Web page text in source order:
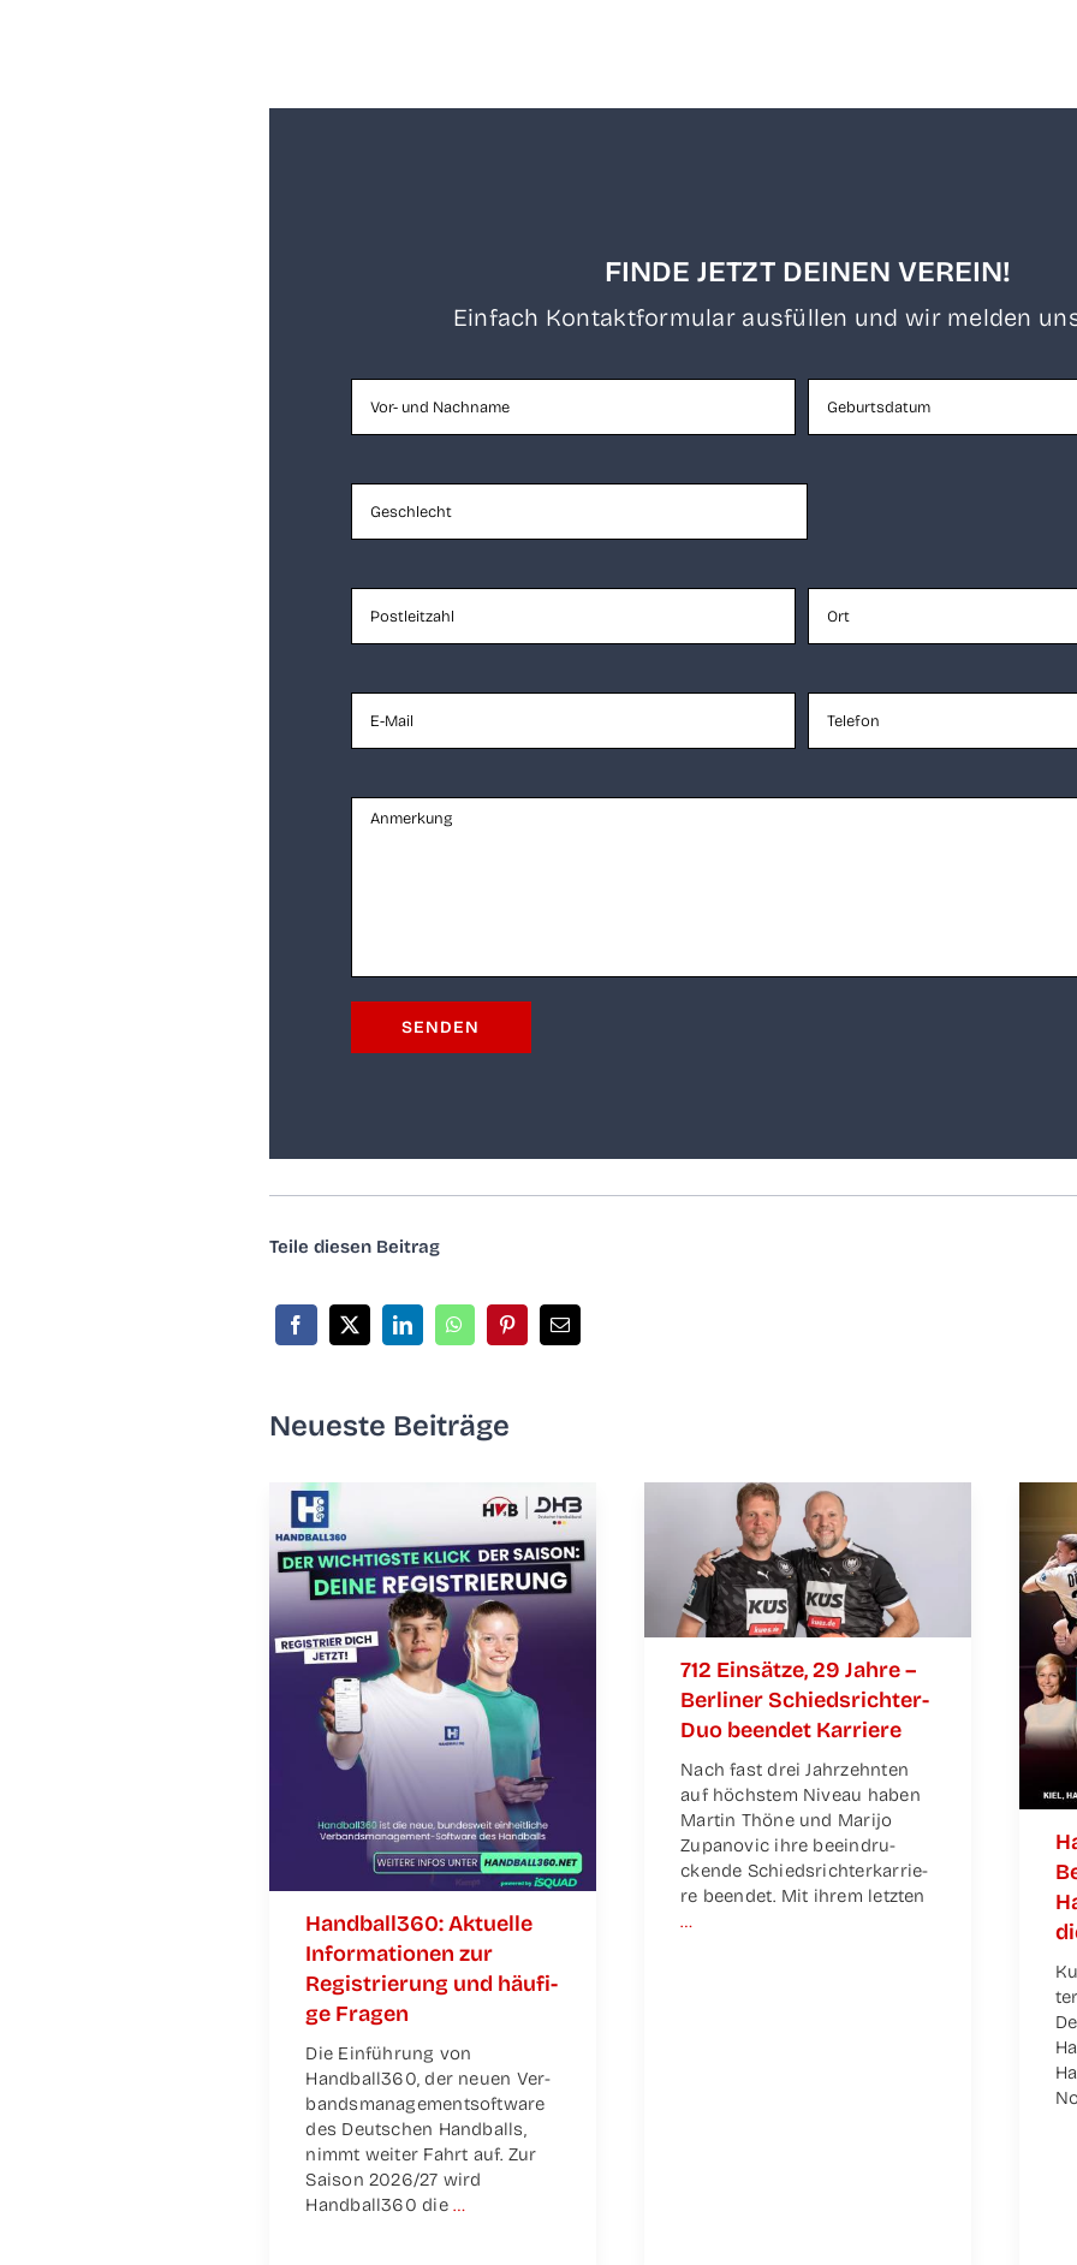
FINDE JETZT DEINEN VEREIN!
Ein­fach Kon­takt­for­mu­lar aus­fül­len und wir mel­den
Tei­le die­sen Beitrag
Neu­es­te Beiträge
Handball360: Aktu­el­le
Infor­ma­tio­nen zur
Regis­trie­rung und häu­fi­
ge Fragen
Die Ein­füh­rung von
Handball360, der neu­en Ver­
bands­ma­nage­m­ent­soft­ware
des Deut­schen Hand­balls,
nimmt wei­ter Fahrt auf. Zur
Sai­son 2026/27 wird
Handball360 die…
712 Ein­sät­ze, 29 Jah­re –
Ber­li­ner Schieds­­­rich­­­ter-
Duo been­det Karriere
Nach fast drei Jahr­zehn­ten
auf höchs­tem Niveau haben
Mar­tin Thö­ne und Mari­jo
Zupa­no­vic ihre beein­dru­
cken­de Schieds­rich­ter­kar­rie­
re been­det. Mit ihrem letz­ten
…